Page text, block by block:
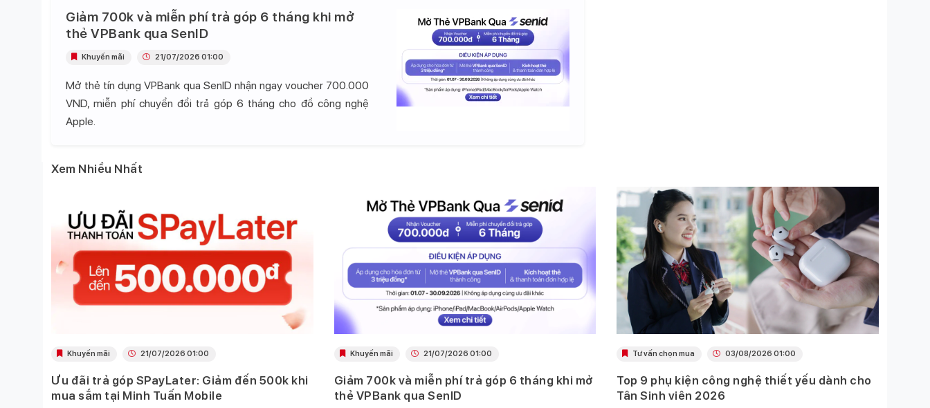
Giảm 700k và miễn phí trả góp 6 tháng khi mở
thẻ VPBank qua SenID
Mở thẻ tín dụng VPBank qua SenID nhận ngay voucher 700.000
VND, miễn phí chuyển đổi trả góp 6 tháng cho đồ công nghệ
Apple.
Khuyến mãi 21/07/2026 01:00
Xem Nhiều Nhất
Khuyến mãi 21/07/2026 01:00
Ưu đãi trả góp SPayLater: Giảm đến 500k khi
mua sắm tại Minh Tuấn Mobile
Khuyến mãi 21/07/2026 01:00
Giảm 700k và miễn phí trả góp 6 tháng khi mở
thẻ VPBank qua SenID
Tư vấn chọn mua 03/08/2026 01:00
Top 9 phụ kiện công nghệ thiết yếu dành cho
Tân Sinh viên 2026